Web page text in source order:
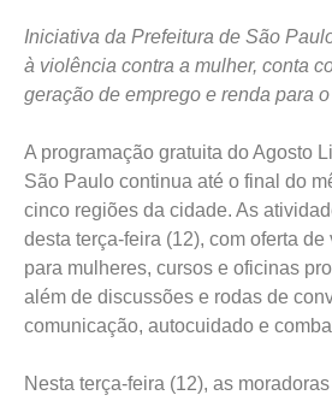
Iniciativa da Prefeitura de São
à violência contra a mulher, conta
geração de emprego e renda para
A programação gratuita do Agosto
São Paulo continua até o final do
cinco regiões da cidade. As
desta terça-feira (12), com oferta
para mulheres, cursos e oficinas
além de discussões e rodas de
comunicação, autocuidado e
Nesta terça-feira (12), as